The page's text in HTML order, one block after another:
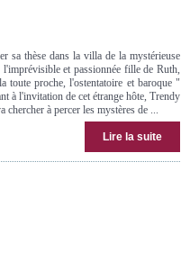
sa thèse dans la villa de la mystérieuse
et passionnée fille de Ruth,
toute proche, l'ostentatoire et baroque "
à l'invitation de cet étrange hôte, Trendy
chercher à percer les mystères de ...
Lire la suite